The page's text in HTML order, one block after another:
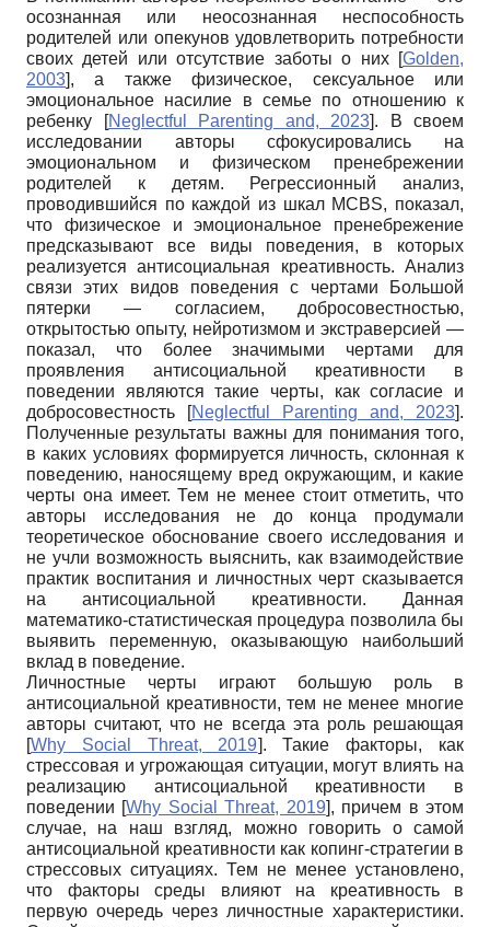
осознанная или неосознанная неспособность
родителей или опекунов удовлетворить потребности
своих детей или отсутствие заботы о них [Golden,
2003], а также физическое, сексуальное или
эмоциональное насилие в семье по отношению к
ребенку
[Neglectful Parenting and, 2023]. В своем
исследовании авторы сфокусировались на
эмоциональном и физическом пренебрежении
родителей к детям. Регрессионный анализ,
проводившийся по каждой из шкал MCBS, показал,
что физическое и эмоциональное пренебрежение
предсказывают все виды поведения, в которых
реализуется антисоциальная креативность. Анализ
связи этих видов поведения с чертами Большой
пятерки — согласием, добросовестностью,
открытостью опыту, нейротизмом и экстраверсией —
показал, что более значимыми чертами для
проявления антисоциальной креативности в
поведении являются такие черты, как согласие и
добросовестность
[Neglectful Parenting and, 2023].
Полученные результаты важны для понимания того,
в каких условиях формируется личность, склонная к
поведению, наносящему вред окружающим, и какие
черты она имеет. Тем не менее стоит отметить, что
авторы исследования не до конца продумали
теоретическое обоснование своего исследования и
не учли возможность выяснить, как взаимодействие
практик воспитания и личностных черт сказывается
на антисоциальной креативности. Данная
математико-статистическая процедура позволила бы
выявить переменную, оказывающую наибольший
вклад в поведение.
Личностные черты играют большую роль в
антисоциальной креативности, тем не менее многие
авторы считают, что не всегда эта роль решающая
[Why Social Threat, 2019]. Такие факторы, как
стрессовая и угрожающая ситуации, могут влиять на
реализацию антисоциальной креативности в
поведении [Why Social Threat, 2019], причем в этом
случае, на наш взгляд, можно говорить о самой
антисоциальной креативности как копинг-стратегии в
стрессовых ситуациях. Тем не менее установлено,
что факторы среды влияют на креативность в
первую очередь через личностные характеристики.